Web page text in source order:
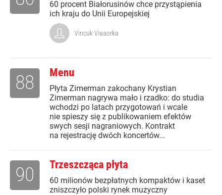
60 procent Białorusinów chce przystąpienia
ich kraju do Unii Europejskiej
Vincuk Viaaorka
Menu
Płyta Zimerman zakochany Krystian
Zimerman nagrywa mało i rzadko: do studia
wchodzi po latach przygotowań i wcale
nie spieszy się z publikowaniem efektów
swych sesji nagraniowych. Kontrakt
na rejestrację dwóch koncertów...
88
Trzeszcząca płyta
60 milionów bezpłatnych kompaktów i kaset
zniszczyło polski rynek muzyczny
90